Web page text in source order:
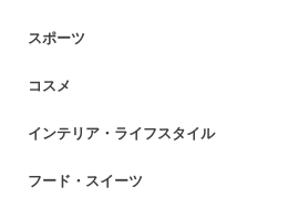
スポーツ
コスメ
インテリア・ライフスタイル
フード・スイーツ